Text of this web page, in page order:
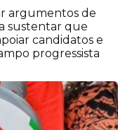
argumentos de
sustentar que
candidatos e
progressista